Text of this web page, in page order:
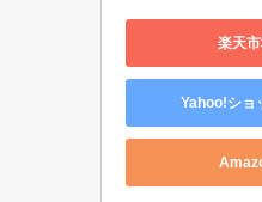
楽天
Yahoo!ショ